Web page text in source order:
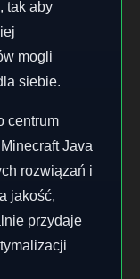
tak aby
mogli
siebie.
centrum
Java
rozwiązań i
jakość,
przydaje